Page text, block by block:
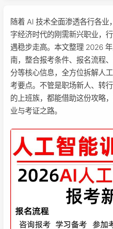
随着 AI 技术全面渗透各行各
字经济时代的刚需新兴职业，
遇稳步走高。本文整理 2026
南，整合报考条件、报名流程
分等核心信息，全方位拆解人
考要点。不管是职场新人、转
的上班族，都能借助这份攻略
业与考证之路。